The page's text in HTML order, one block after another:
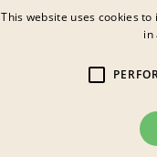
This website uses cookies
in